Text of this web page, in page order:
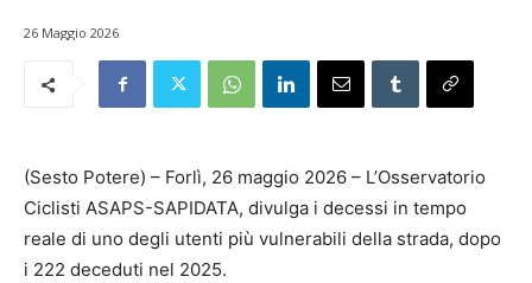
26 Maggio 2026
(Sesto Potere) – Forlì, 26 maggio 2026 – L’Osservatorio
Ciclisti ASAPS-SAPIDATA, divulga i decessi in tempo
reale di uno degli utenti più vulnerabili della strada, dopo
i 222 deceduti nel 2025.